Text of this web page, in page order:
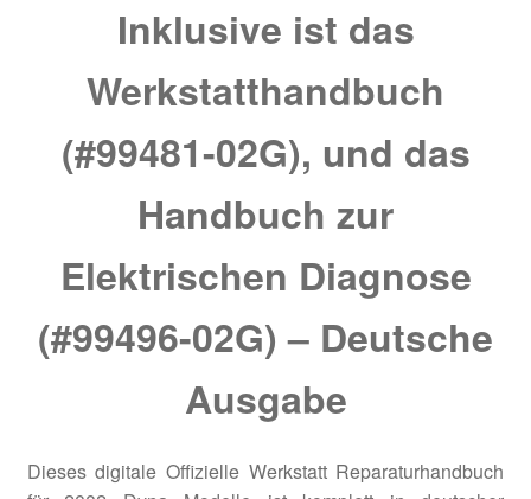
Inklusive ist das
Werkstatthandbuch
(#99481-02G), und das
Handbuch zur
Elektrischen Diagnose
(#99496-02G) – Deutsche
Ausgabe
Dieses digitale Offizielle Werkstatt Reparaturhandbuch